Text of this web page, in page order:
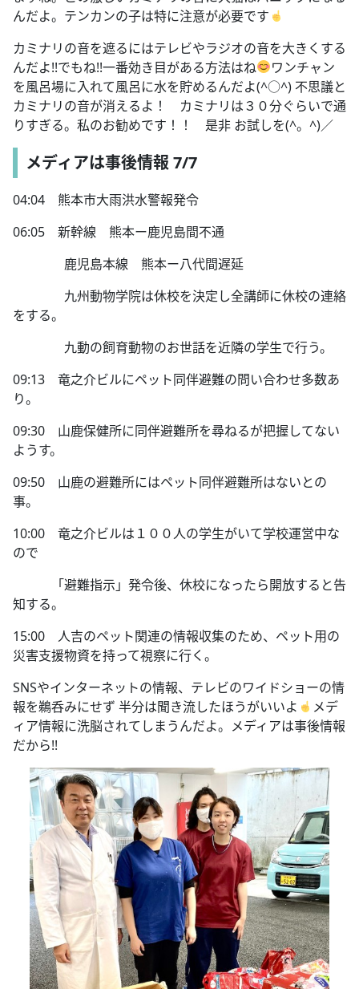
んだよ。テンカンの子は特に注意が必要です
カミナリの音を遮るにはテレビやラジオの音を大きくする
んだよ!!でもね!!一番効き目がある方法はね
ワンチャン
を風呂場に入れて風呂に水を貯めるんだよ(^○^) 不思議と
カミナリの音が消えるよ！ カミナリは３０分ぐらいで通
りすぎる。私のお勧めです！！ 是非 お試しを(^。^)／
メディアは事後情報 7/7
04:04 熊本市大雨洪水警報発令
06:05 新幹線 熊本ー鹿児島間不通
鹿児島本線 熊本ー八代間遅延
九州動物学院は休校を決定し全講師に休校の連絡
をする。
九動の飼育動物のお世話を近隣の学生で行う。
09:13 竜之介ビルにペット同伴避難の問い合わせ多数あ
り。
09:30 山鹿保健所に同伴避難所を尋ねるが把握してない
ようす。
09:50 山鹿の避難所にはペット同伴避難所はないとの
事。
10:00 竜之介ビルは１００人の学生がいて学校運営中な
ので
「避難指示」発令後、休校になったら開放すると告
知する。
15:00 人吉のペット関連の情報収集のため、ペット用の
災害支援物資を持って視察に行く。
SNSやインターネットの情報、テレビのワイドショーの情
報を鵜呑みにせず 半分は聞き流したほうがいいよ
メデ
ィア情報に洗脳されてしまうんだよ。メディアは事後情報
だから!!